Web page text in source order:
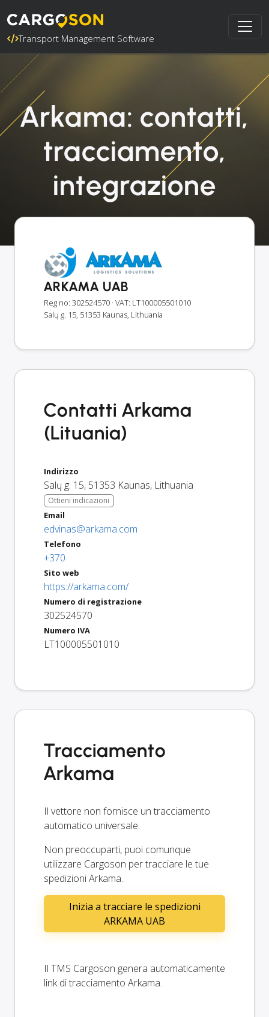
Transport Management Software
Arkama: contatti,
tracciamento,
integrazione
ARKAMA UAB
Reg no: 302524570 · VAT: LT100005501010
Salų g. 15, 51353 Kaunas, Lithuania
Contatti Arkama
(Lituania)
Indirizzo
Salų g. 15, 51353 Kaunas, Lithuania
Ottieni indicazioni
Email
edvinas@arkama.com
Telefono
+370
Sito web
https://arkama.com/
Numero di registrazione
302524570
Numero IVA
LT100005501010
Tracciamento
Arkama
Il vettore non fornisce un tracciamento
automatico universale.
Non preoccuparti, puoi comunque
utilizzare Cargoson per tracciare le tue
spedizioni Arkama.
Inizia a tracciare le spedizioni
ARKAMA UAB
Il TMS Cargoson genera automaticamente
link di tracciamento Arkama.